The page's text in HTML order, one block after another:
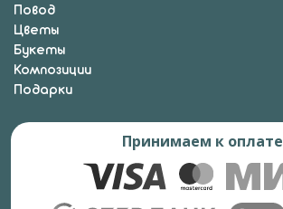
Повод
Цветы
Букеты
Композиции
Подарки
Принимаем к оплате